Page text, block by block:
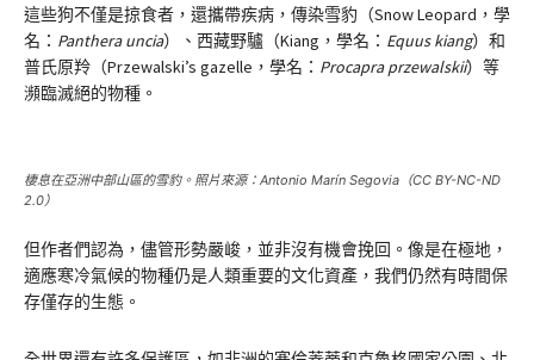
這些狗不僅是掠食者，還攜帶疾病，傳染雪豹（Snow Leopard，學
名： Panthera uncia）、西藏野驢（Kiang，學名： Equus kiang）和
普氏原羚（Przewalski’s gazelle，學名：​​​​​​​ Procapra przewalskii）等
瀕臨滅絕的物種。
棲息在亞洲中部山區的雪豹。照片來源：Antonio Marín Segovia（CC BY-NC-ND
2.0）
但作者們認為，儘管形勢嚴峻，並非沒有機會挽回。像是在極地，
適應寒冷氣候的物種仍是人類重要的文化資產，我們仍然有時間保
存僅存的生態。